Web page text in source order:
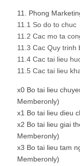
11. Phong
11.1 So do to chuc
11.2 Cac mo ta
11.3 Cac Quy trinh
11.4 Cac tai lieu
11.5 Cac tai lieu
x0 Bo tai lieu
Memberonly)
x1 Bo tai lieu dieu
x2 Bo tai lieu giai
Memberonly)
x3 Bo tai lieu tam
Memberonly)